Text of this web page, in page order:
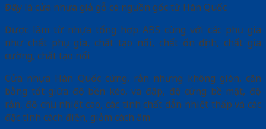
Đây là cửa nhựa giả gỗ có nguồn gốc từ Hàn Quốc
Được làm từ nhựa tổng hợp ABS cùng với các phụ gia
như chất phụ gia, chất tạo nối, chất ổn định, chất gia
cường, chất tạo nối
Cửa nhựa Hàn Quốc cứng, rắn nhưng không giòn, căn
bằng tốt giữa độ bền kéo, va đập, độ cứng bề mặt, độ
rắn, độ chịu nhiệt cao, các tính chất dẫn nhiệt thấp và các
đặc tính cách điện, giảm cách âm